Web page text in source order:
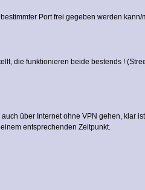
Port frei gegeben werden kann/
die funktionieren beide bestends !
über Internet ohne VPN gehen, klar
entsprechenden Zeitpunkt.